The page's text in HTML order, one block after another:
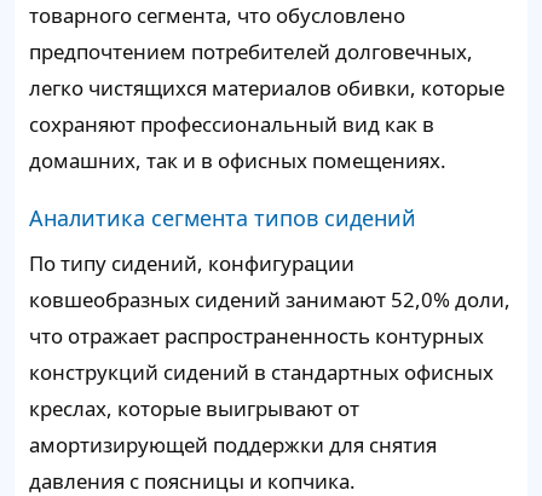
товарного сегмента, что обусловлено
предпочтением потребителей долговечных,
легко чистящихся материалов обивки, которые
сохраняют профессиональный вид как в
домашних, так и в офисных помещениях.
Аналитика сегмента типов сидений
По типу сидений, конфигурации
ковшеобразных сидений занимают 52,0% доли,
что отражает распространенность контурных
конструкций сидений в стандартных офисных
креслах, которые выигрывают от
амортизирующей поддержки для снятия
давления с поясницы и копчика.